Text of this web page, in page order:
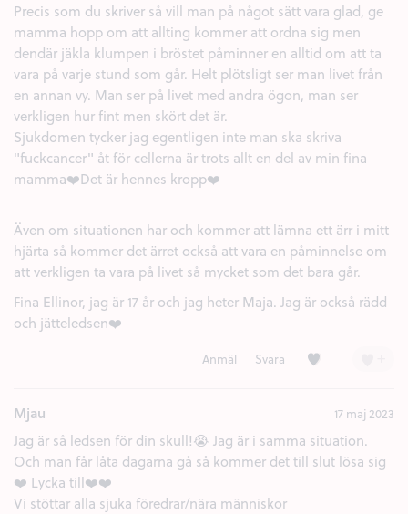
Precis som du skriver så vill man på något sätt vara glad, ge
mamma hopp om att allting kommer att ordna sig men
dendär jäkla klumpen i bröstet påminner en alltid om att ta
vara på varje stund som går. Helt plötsligt ser man livet från
en annan vy. Man ser på livet med andra ögon, man ser
verkligen hur fint men skört det är.
Sjukdomen tycker jag egentligen inte man ska skriva
"fuckcancer" åt för cellerna är trots allt en del av min fina
mamma❤️Det är hennes kropp❤️
Även om situationen har och kommer att lämna ett ärr i mitt
hjärta så kommer det ärret också att vara en påminnelse om
att verkligen ta vara på livet så mycket som det bara går.
Fina Ellinor, jag är 17 år och jag heter Maja. Jag är också rädd
och jätteledsen❤️
Anmäl Svara Kärlek (4)
Mjau 17 maj 2023
Jag är så ledsen för din skull!😭 Jag är i samma situation.
Och man får låta dagarna gå så kommer det till slut lösa sig
❤️ Lycka till❤️❤️
Vi stöttar alla sjuka föredrar/nära människor